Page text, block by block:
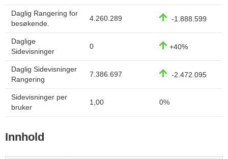
Daglig Rangering for
besøkende.
4.260.289 -1.888.599
Daglige
Sidevisninger
0 +40%
Daglig Sidevisninger
Rangering
7.386.697 -2.472.095
Sidevisninger per
bruker
1,00 0%
Innhold